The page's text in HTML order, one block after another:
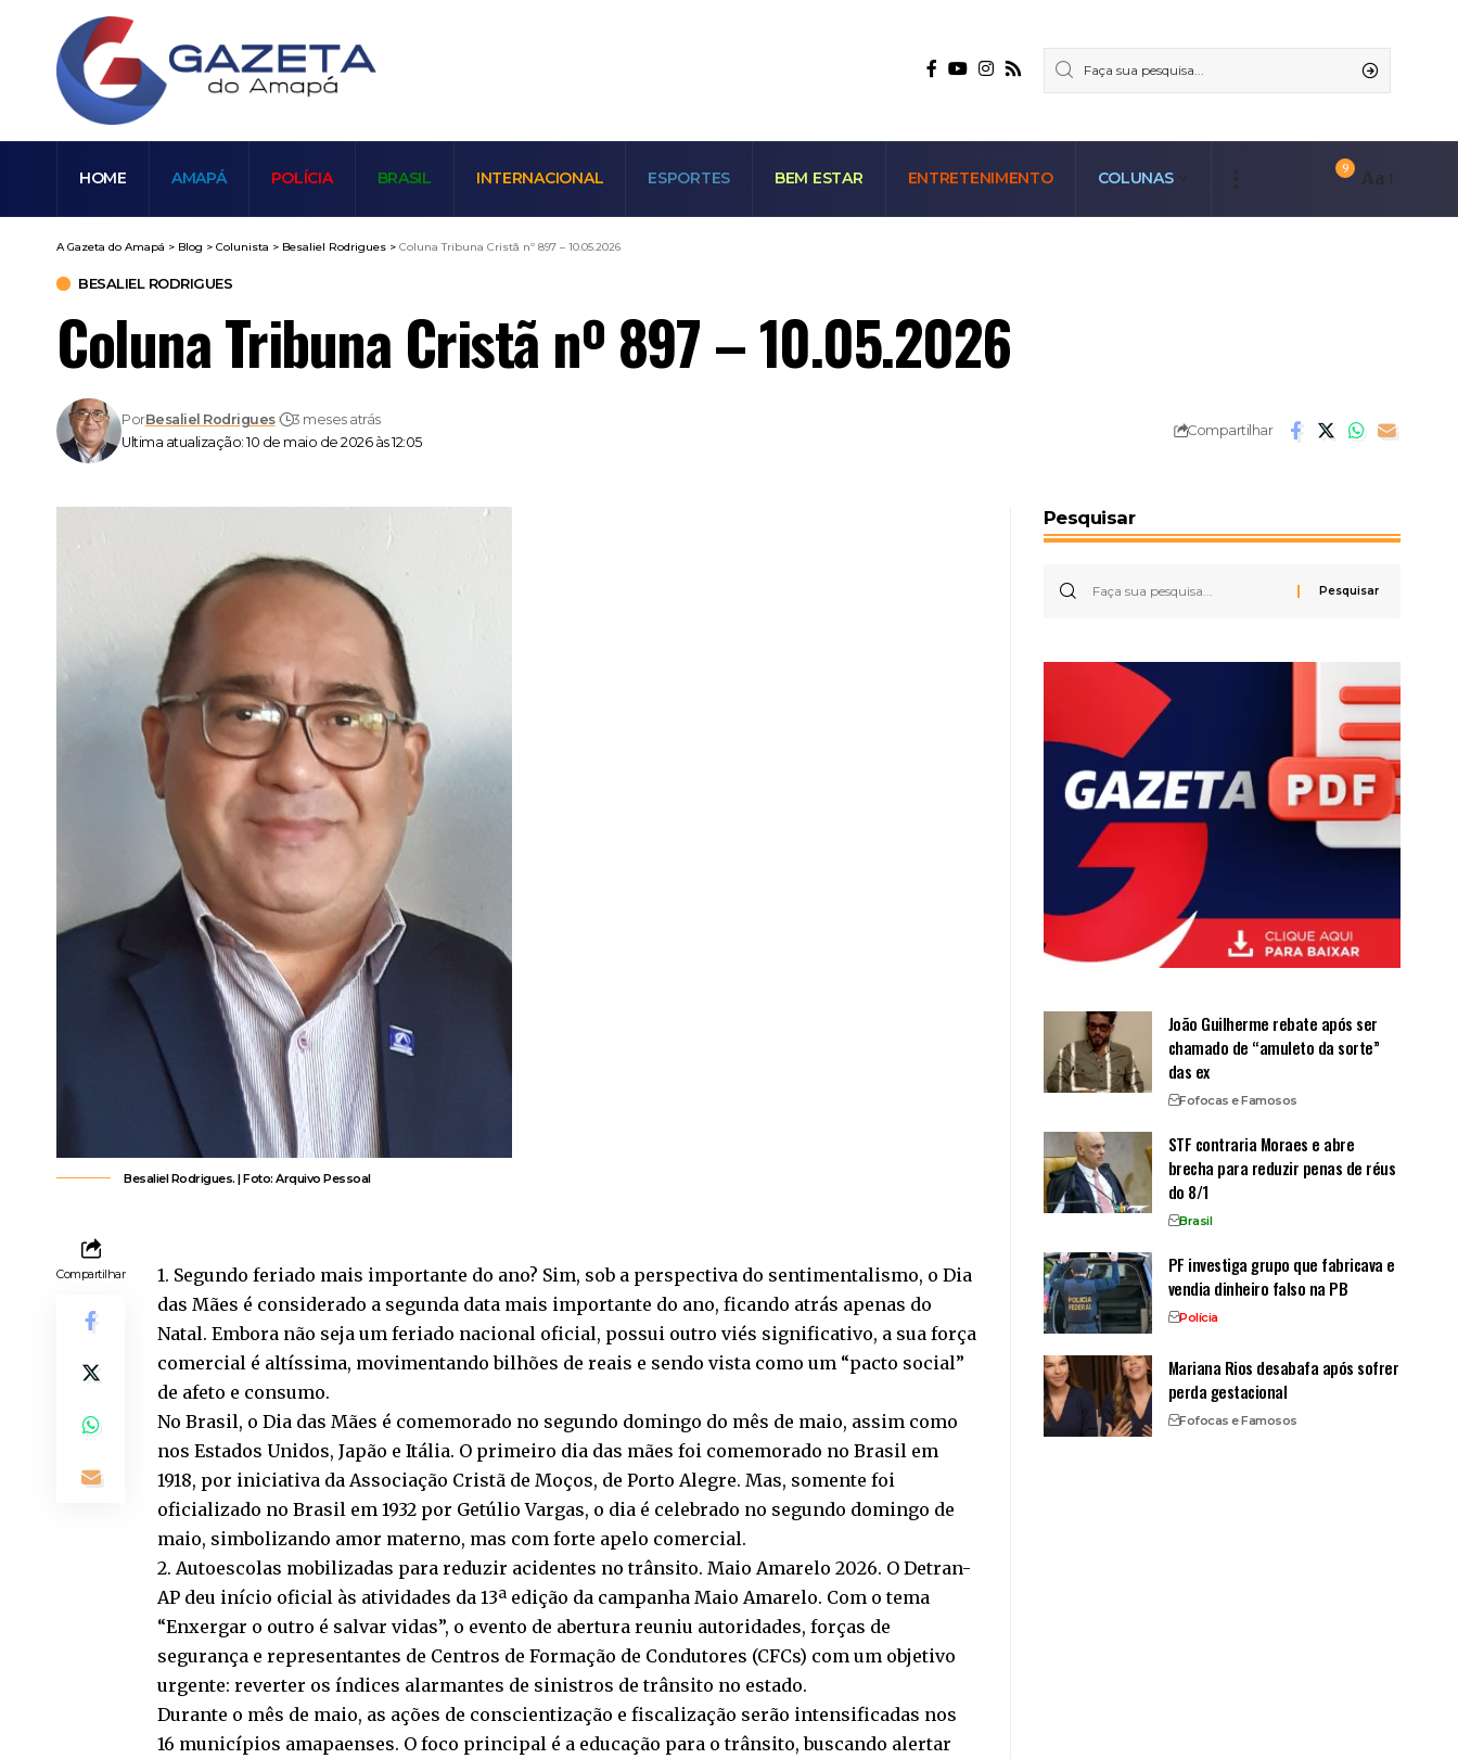
HOME AMAPÁ POLÍCIA BRASIL INTERNACIONAL ESPORTES BEM ESTAR ENTRETENIMENTO COLUNAS
9 Aa
A Gazeta do Amapá > Blog > Colunista > Besaliel Rodrigues > Coluna Tribuna Cristã nº 897 – 10.05.2026
BESALIEL RODRIGUES
Coluna Tribuna Cristã nº 897 – 10.05.2026
Ultima atualização: 10 de maio de 2026 às 12:05
PorBesaliel Rodrigues 3 meses atrás
Compartilhar
Besaliel Rodrigues. | Foto: Arquivo Pessoal
Compartilhar
1. Segundo feriado mais importante do ano? Sim, sob a perspectiva do sentimentalismo, o Dia
das Mães é considerado a segunda data mais importante do ano, ficando atrás apenas do
Natal. Embora não seja um feriado nacional oficial, possui outro viés significativo, a sua força
comercial é altíssima, movimentando bilhões de reais e sendo vista como um “pacto social”
de afeto e consumo.
No Brasil, o Dia das Mães é comemorado no segundo domingo do mês de maio, assim como
nos Estados Unidos, Japão e Itália. O primeiro dia das mães foi comemorado no Brasil em
1918, por iniciativa da Associação Cristã de Moços, de Porto Alegre. Mas, somente foi
oficializado no Brasil em 1932 por Getúlio Vargas, o dia é celebrado no segundo domingo de
maio, simbolizando amor materno, mas com forte apelo comercial.
2. Autoescolas mobilizadas para reduzir acidentes no trânsito. Maio Amarelo 2026. O Detran-
AP deu início oficial às atividades da 13ª edição da campanha Maio Amarelo. Com o tema
“Enxergar o outro é salvar vidas”, o evento de abertura reuniu autoridades, forças de
segurança e representantes de Centros de Formação de Condutores (CFCs) com um objetivo
urgente: reverter os índices alarmantes de sinistros de trânsito no estado.
Durante o mês de maio, as ações de conscientização e fiscalização serão intensificadas nos
16 municípios amapaenses. O foco principal é a educação para o trânsito, buscando alertar
Pesquisar
João Guilherme rebate após ser
chamado de “amuleto da sorte”
das ex
Fofocas e Famosos
STF contraria Moraes e abre
brecha para reduzir penas de réus
do 8/1
Brasil
PF investiga grupo que fabricava e
vendia dinheiro falso na PB
Polícia
Mariana Rios desabafa após sofrer
perda gestacional
Fofocas e Famosos